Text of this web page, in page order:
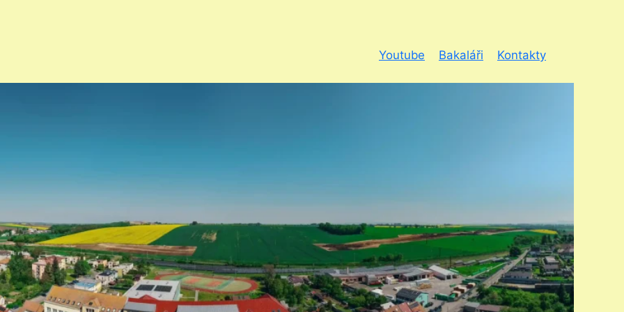
Youtube
Bakaláři Kontakty